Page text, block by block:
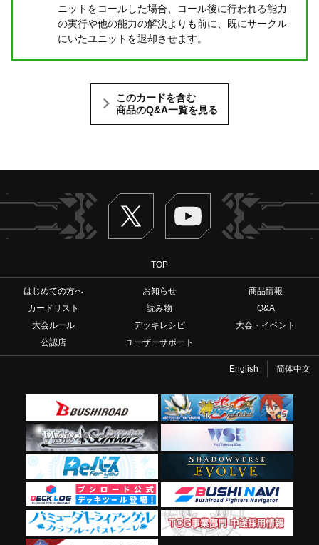
ニットをコールした場合、コール後に行われる能力
の実行や他の能力の解決よりも前に、既にサークル
にいたユニットを退却させます。
このカードを含む
商品のQ&A一覧を見る
Twitter ヴァンガードch
TOP
はじめての方へ お知らせ
商品情報
カードリスト
読み物
Q&A
大会ルール
デッキレシピ
大会・イベント
公認店
ユーザーサポート
English 简体中文